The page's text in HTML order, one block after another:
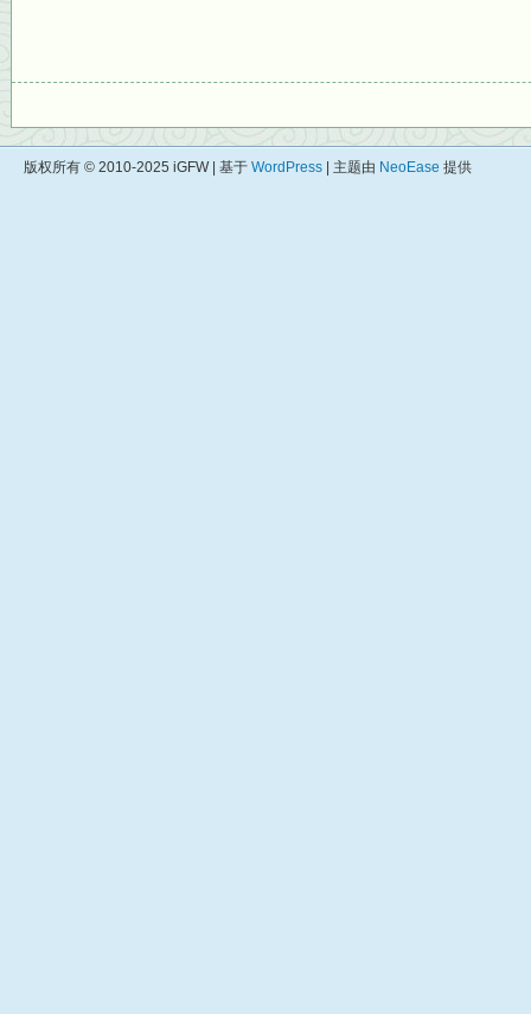
版权所有 © 2010-2025 iGFW | 基于 WordPress | 主题由 NeoEase 提供